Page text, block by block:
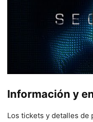
Información y
Los tickets y detalles de